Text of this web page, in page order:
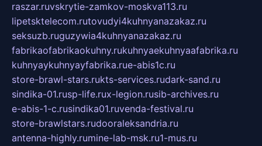
raszar.ruvskrytie-zamkov-moskva113.ru
lipetsktelecom.rutovudyi4kuhnyanazakaz.ru
seksuzb.ruguzywia4kuhnyanazakaz.ru
fabrikaofabrikaokuhny.rukuhnyaekuhnyaafabrika.ru
kuhnyaykuhnyayfabrika.rue-abis1c.ru
store-brawl-stars.rukts-services.rudark-sand.ru
sindika-01.rusp-life.rux-legion.rusib-archives.ru
e-abis-1-c.rusindika01.ruvenda-festival.ru
store-brawlstars.rudooraleksandria.ru
antenna-highly.rumine-lab-msk.ru1-mus.ru